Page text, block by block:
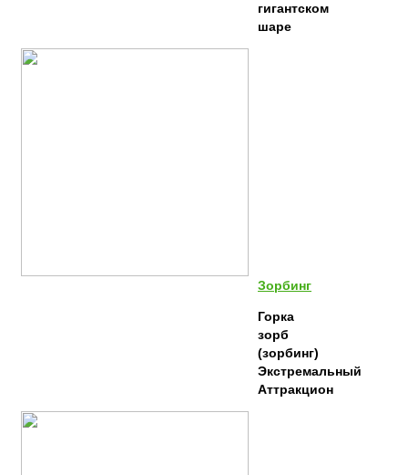
гигантском
шаре
Зорбинг
Горка
зорб
(зорбинг)
Экстремальный
Аттракцион